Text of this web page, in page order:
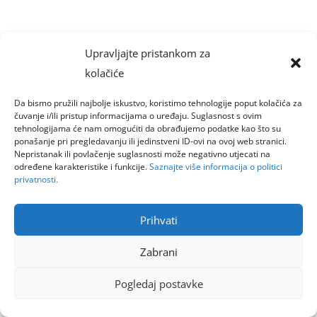
Upravljajte pristankom za
kolačiće
Da bismo pružili najbolje iskustvo, koristimo tehnologije poput kolačića za
čuvanje i/ili pristup informacijama o uređaju. Suglasnost s ovim
tehnologijama će nam omogućiti da obrađujemo podatke kao što su
ponašanje pri pregledavanju ili jedinstveni ID-ovi na ovoj web stranici.
Nepristanak ili povlačenje suglasnosti može negativno utjecati na
određene karakteristike i funkcije.Saznajte više informacija o politici
privatnosti.
Prihvati
Zabrani
Pogledaj postavke